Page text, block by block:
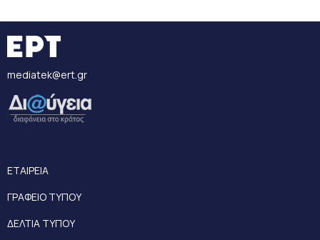
mediatek@ert.gr
ΕΤΑΙΡΕΙΑ
ΓΡΑΦΕΙΟ ΤΥΠΟΥ
ΔΕΛΤΙΑ ΤΥΠΟΥ